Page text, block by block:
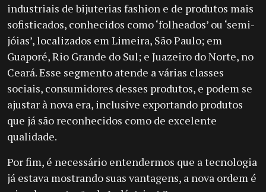
industriais de bijuterias fashion e de produtos mais
sofisticados, conhecidos como ‘folheados’ ou ‘semi-
jóias’, localizados em Limeira, São Paulo; em
Guaporé, Rio Grande do Sul; e Juazeiro do Norte, no
Ceará. Esse segmento atende a várias classes
sociais, consumidores desses produtos, e podem se
ajustar à nova era, inclusive exportando produtos
que já são reconhecidos como de excelente
qualidade.
Por fim, é necessário entendermos que a tecnologia
já estava mostrando suas vantagens, a nova ordem é